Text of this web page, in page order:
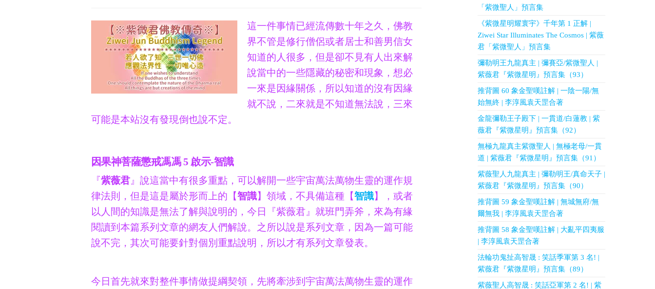
這一件事情已經流傳數十年之久，佛教
界不管是修行僧侶或者居士和善男信女
知道的人很多，但是卻不見有人出來解
說當中的一些隱藏的秘密和現象，想必
一來是因緣關係，所以知道的沒有因緣
就不說，二來就是不知道無法說，三來
可能是本站沒有發現倒也說不定。
因果神菩薩懲戒馮馮 5 啟示-智識
『紫薇君』說這當中有很多重點，可以解開一些宇宙萬法萬物生靈的運作規
律法則，但是這是屬於形而上的【智識】領域，不具備這種【智識】，或者
以人間的知識是無法了解與說明的，今日『紫薇君』就班門弄斧，來為有緣
閱讀到本篇系列文章的網友人們解說。之所以說是系列文章，因為一篇可能
說不完，其次可能要針對個別重點說明，所以才有系列文章發表。
今日首先就來對整件事情做提綱契領，先將牽涉到宇宙萬法萬物生靈的運作
「紫微聖人」預言集
《紫微星明耀寰宇》千年第 1 正解 |
Ziwei Star Illuminates The Cosmos | 紫薇
君「紫微聖人」預言集
彌勒明王九龍真主 | 彌賽亞/紫微聖人 |
紫薇君『紫微星明』預言集（93）
推背圖 60 象金聖嘆註解 | 一陰一陽/無
始無終 | 李淳風袁天罡合著
金龍彌勒王子殿下 | 一貫道/白蓮教 | 紫
薇君『紫微星明』預言集（92）
無極九龍真主紫微聖人 | 無極老母/一貫
道 | 紫薇君『紫微星明』預言集（91）
紫薇聖人九龍真主 | 彌勒明王/真命天子 |
紫薇君『紫微星明』預言集（90）
推背圖 59 象金聖嘆註解 | 無城無府/無
爾無我 | 李淳風袁天罡合著
推背圖 58 象金聖嘆註解 | 大亂平四夷服
| 李淳風袁天罡合著
法輪功鬼扯高智晟 : 笑話季軍第 3 名! |
紫薇君『紫微星明』預言集（89）
紫薇聖人高智晟 : 笑話亞軍第 2 名! | 紫